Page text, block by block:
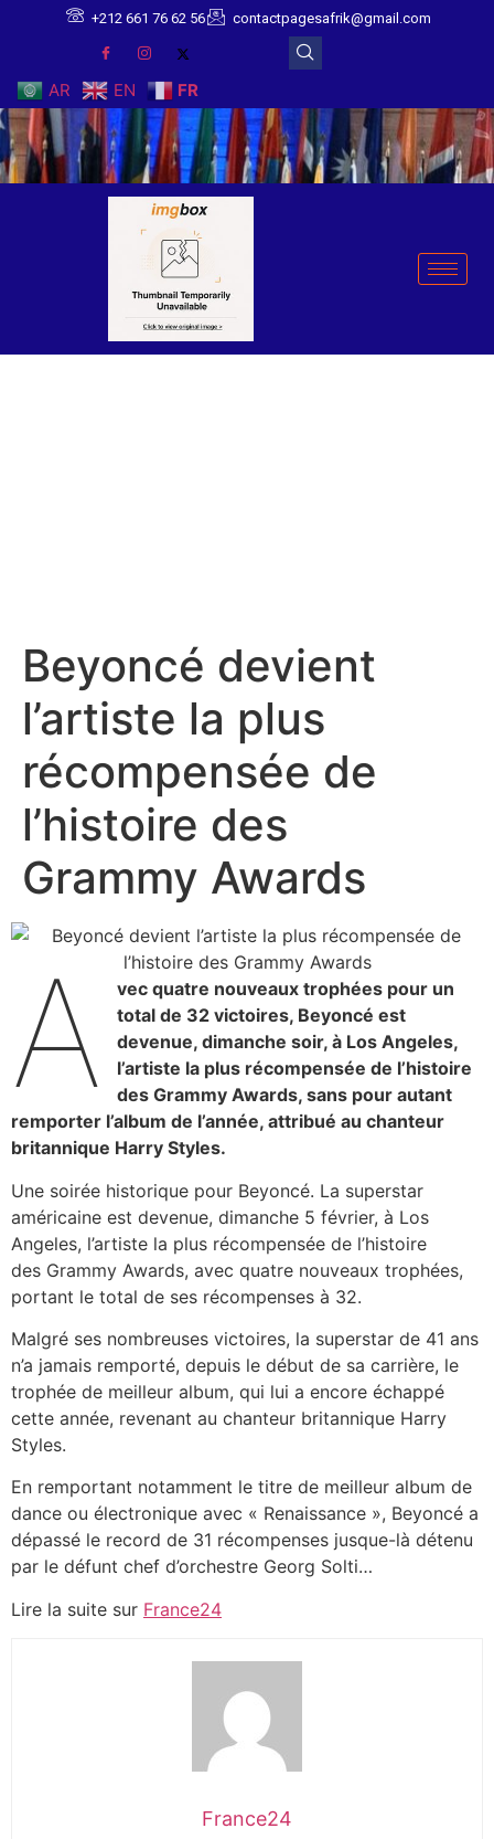
+212 661 76 62 56 contactpagesafrik@gmail.com
AR EN FR
Beyoncé devient
l’artiste la plus
récompensée de
l’histoire des
Grammy Awards
A
vec quatre nouveaux trophées pour un
total de 32 victoires, Beyoncé est
devenue, dimanche soir, à Los Angeles,
l’artiste la plus récompensée de l’histoire
des Grammy Awards, sans pour autant
remporter l’album de l’année, attribué au chanteur
britannique Harry Styles.
Une soirée historique pour Beyoncé. La superstar
américaine est devenue, dimanche 5 février, à Los
Angeles, l’artiste la plus récompensée de l’histoire
des Grammy Awards, avec quatre nouveaux trophées,
portant le total de ses récompenses à 32.
Malgré ses nombreuses victoires, la superstar de 41 ans
n’a jamais remporté, depuis le début de sa carrière, le
trophée de meilleur album, qui lui a encore échappé
cette année, revenant au chanteur britannique Harry
Styles.
En remportant notamment le titre de meilleur album de
dance ou électronique avec « Renaissance », Beyoncé a
dépassé le record de 31 récompenses jusque-là détenu
par le défunt chef d’orchestre Georg Solti…
Lire la suite sur France24
France24